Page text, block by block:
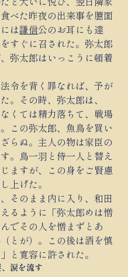
べた昨夜の出来事を臆面
は謙信公のお耳にも達
すぐに召された。弥太郎
弥太郎はいっこうに頓着
令を背く罪なれば、予が
。その時、弥太郎は、
くては精力落ちて、戦場
この弥太郎、魚鳥を買い
らぬ。主人の物は家臣の
。鳥一羽と侍一人と替え
ますが、この身をご賢慮
上げた。
そのまま内に入り、和田
るように「弥太郎めは憎
でその人を憎まずとあ
とが）。この後は酒を慎
と寛容に許された。
涙を流す